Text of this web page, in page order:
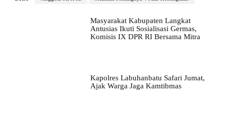
Masyarakat Kabupaten Langkat
Antusias Ikuti Sosialisasi Germas,
Komisis IX DPR RI Bersama Mitra
Kapolres Labuhanbatu Safari Jumat,
Ajak Warga Jaga Kamtibmas